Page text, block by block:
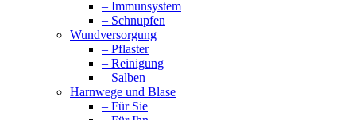
– Immunsystem
– Schnupfen
Wundversorgung
– Pflaster
– Reinigung
– Salben
Harnwege und Blase
– Für Sie